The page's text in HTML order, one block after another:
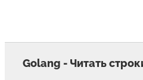
Golang - Читать